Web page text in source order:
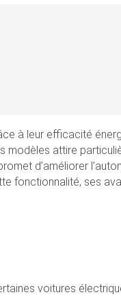
à leur efficacité
attire
d’améliorer
fonctionnalité, ses
voitures